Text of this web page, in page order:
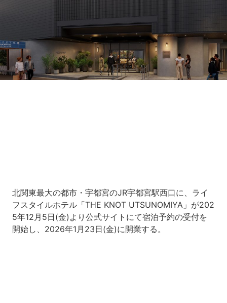
北関東最大の都市・宇都宮のJR宇都宮駅西口に、ライ
フスタイルホテル「THE KNOT UTSUNOMIYA」が202
5年12月5日(金)より公式サイトにて宿泊予約の受付を
開始し、2026年1月23日(金)に開業する。